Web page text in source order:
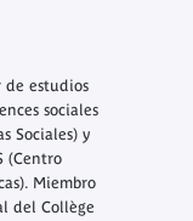
de estudios
sociales
Sociales) y
(Centro
Miembro
del Collège